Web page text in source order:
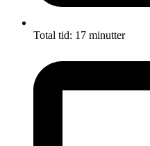
Total tid: 17 minutter